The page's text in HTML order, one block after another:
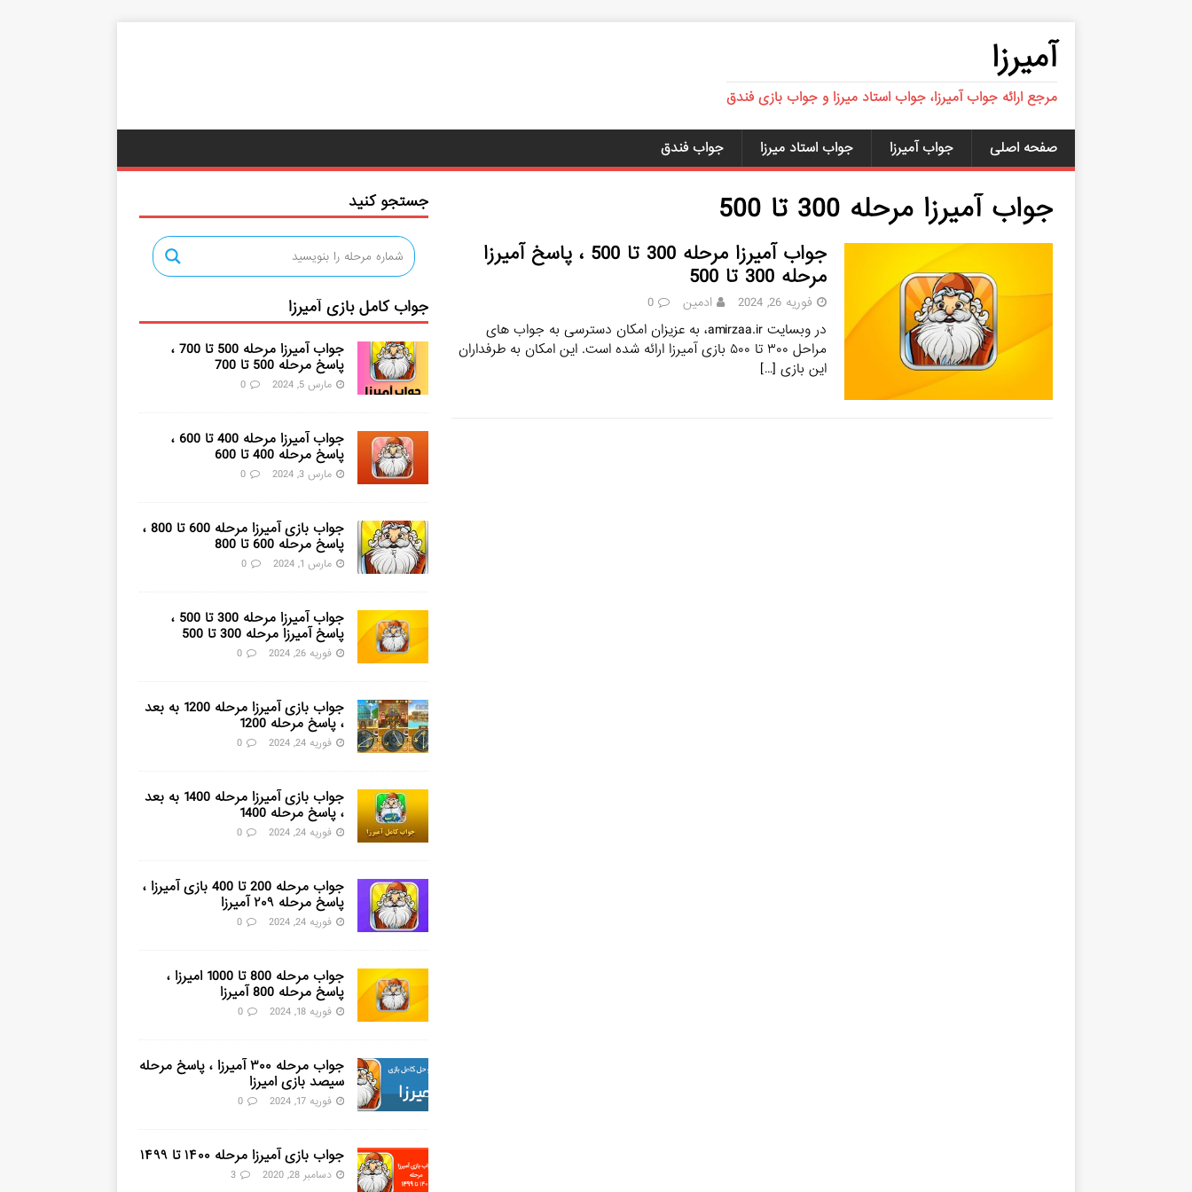
آمیرزا
مرجع ارائه جواب آمیرزا، جواب استاد میرزا و جواب بازی فندق
صفحه اصلی جواب آمیرزا جواب استاد میرزا جواب فندق
جواب آمیرزا مرحله 300 تا 500
جواب آمیرزا مرحله 300 تا 500 ، پاسخ آمیرزا
مرحله 300 تا 500
فوریه 26, 2024 ادمین 0
در وبسایت amirzaa.ir، به عزیزان امکان دسترسی به جواب‌ های
مراحل ۳۰۰ تا ۵۰۰ بازی آمیرزا ارائه شده است. این امکان به طرفداران
این بازی […]
جستجو کنید
جواب کامل بازی آمیرزا
جواب آمیرزا مرحله 500 تا 700 ،
پاسخ مرحله 500 تا 700
مارس 5, 2024 0
جواب آمیرزا مرحله 400 تا 600 ،
پاسخ مرحله 400 تا 600
مارس 3, 2024 0
جواب بازی آمیرزا مرحله 600 تا 800 ،
پاسخ مرحله 600 تا 800
مارس 1, 2024 0
جواب آمیرزا مرحله 300 تا 500 ،
پاسخ آمیرزا مرحله 300 تا 500
فوریه 26, 2024 0
جواب بازی آمیرزا مرحله 1200 به بعد
، پاسخ مرحله 1200
فوریه 24, 2024 0
جواب بازی آمیرزا مرحله 1400 به بعد
، پاسخ مرحله 1400
فوریه 24, 2024 0
جواب مرحله 200 تا 400 بازی آمیرزا ،
پاسخ مرحله ۲۰۹ آمیرزا
فوریه 24, 2024 0
جواب مرحله 800 تا 1000 امیرزا ،
پاسخ مرحله 800 آمیرزا
فوریه 18, 2024 0
جواب مرحله ۳۰۰ آمیرزا ، پاسخ مرحله
سیصد بازی امیرزا
فوریه 17, 2024 0
جواب بازی آمیرزا مرحله ۱۴۰۰ تا ۱۴۹۹
دسامبر 28, 2020 3